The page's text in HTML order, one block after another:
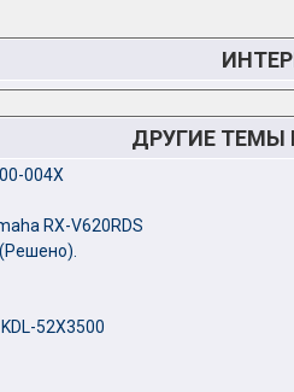
ДРУГИЕ ТЕМЫ
004X
RX-V620RDS
52X3500